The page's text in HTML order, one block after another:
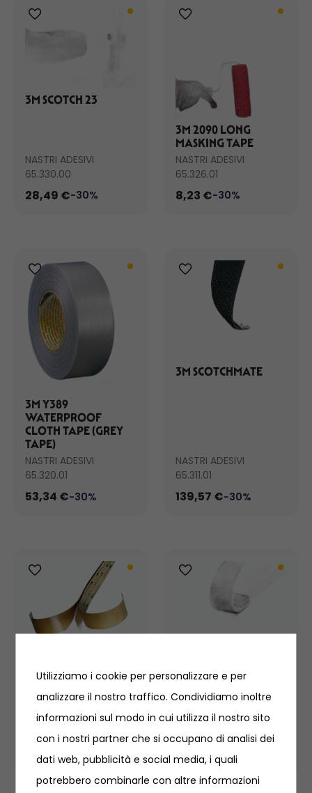
3M SCOTCH 23
NASTRI ADESIVI
65.330.00
28,49 €-30%
3M 2090 LONG
MASKING TAPE
NASTRI ADESIVI
65.326.01
8,23 €-30%
3M Y389
WATERPROOF
CLOTH TAPE (GREY
TAPE)
NASTRI ADESIVI
65.320.01
53,34 €-30%
3M SCOTCHMATE
NASTRI ADESIVI
65.311.01
139,57 €-30%
3M DUAL LOCK
(SOTTILE)
NASTRI ADESIVI
65.310.06
428,00 € -30%
NASTRI ADESIVI
65.310.01
22,42 €-30%
Utilizziamo i cookie per personalizzare e per
analizzare il nostro traffico. Condividiamo inoltre
informazioni sul modo in cui utilizza il nostro sito
con i nostri partner che si occupano di analisi dei
dati web, pubblicità e social media, i quali
potrebbero combinarle con altre informazioni